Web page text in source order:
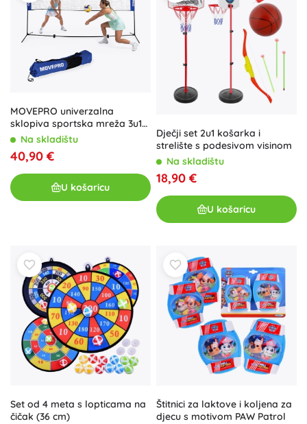
MOVEPRO univerzalna
sklopiva sportska mreža 3u1
305 × 140 cm s torbom
Na skladištu
40,90 €
U košaricu
Dječji set 2u1 košarka i
strelište s podesivom visinom
Na skladištu
18,90 €
U košaricu
Set od 4 meta s lopticama na
čičak (36 cm)
Štitnici za laktove i koljena za
djecu s motivom PAW Patrol